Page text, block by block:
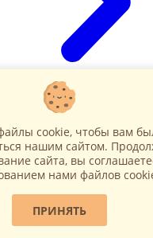
Наружные блоки
cookie, чтобы вам
нашим сайтом.
сайта, вы
нами файлов
ПРИНЯТЬ